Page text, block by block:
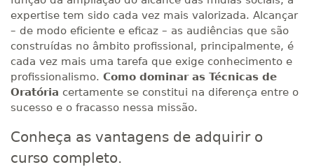
expertise tem sido cada vez mais valorizada. Alcançar
– de modo eficiente e eficaz – as audiências que são
construídas no âmbito profissional, principalmente, é
cada vez mais uma tarefa que exige conhecimento e
profissionalismo. Como dominar as Técnicas de
Oratória certamente se constitui na diferença entre o
sucesso e o fracasso nessa missão.
Conheça as vantagens de adquirir o
curso completo.